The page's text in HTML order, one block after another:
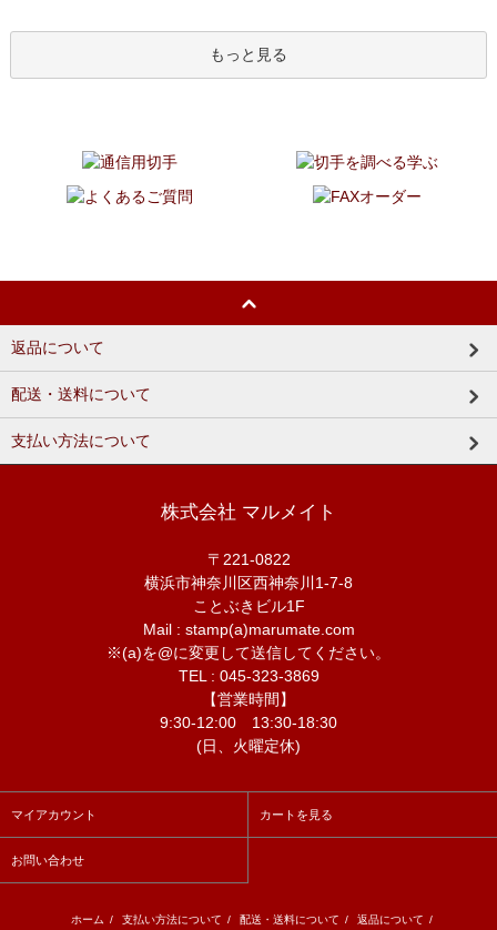
もっと見る
返品について
配送・送料について
支払い方法について
株式会社 マルメイト
〒221-0822
横浜市神奈川区西神奈川1-7-8
ことぶきビル1F
Mail : stamp(a)marumate.com
※(a)を@に変更して送信してください。
TEL : 045-323-3869
【営業時間】
9:30-12:00 13:30-18:30
(日、火曜定休)
マイアカウント カートを見る
お問い合わせ
ホーム / 支払い方法について / 配送・送料について / 返品について /